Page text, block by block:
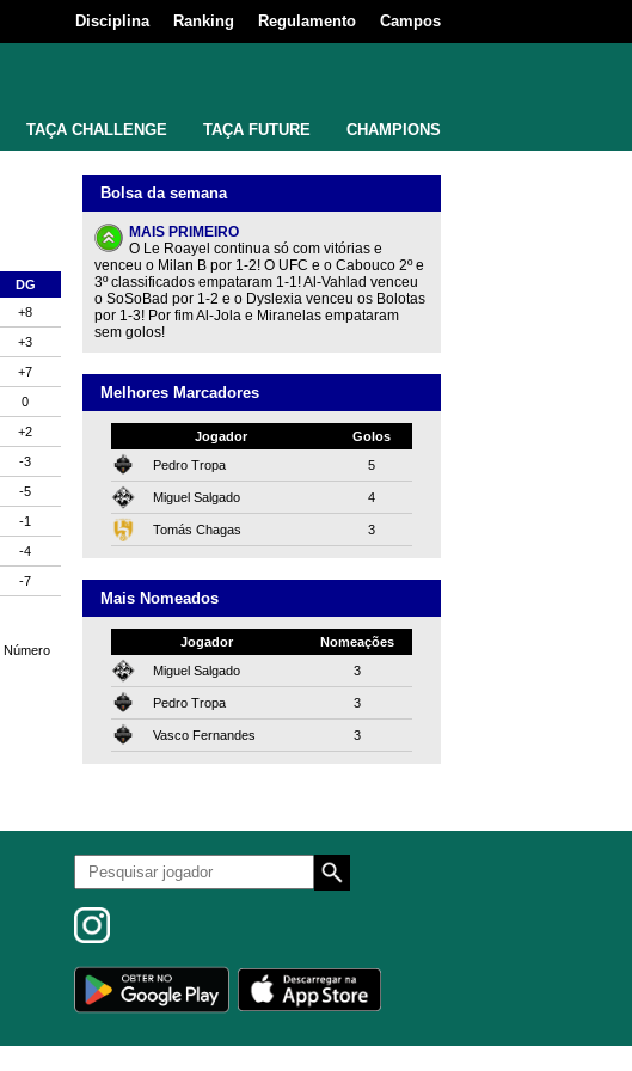
Disciplina Ranking Regulamento Campos
TAÇA CHALLENGE TAÇA FUTURE CHAMPIONS
DG
+8
+3
+7
0
+2
-3
-5
-1
-4
-7
Número
Bolsa da semana
MAIS PRIMEIRO
O Le Roayel continua só com vitórias e
venceu o Milan B por 1-2! O UFC e o Cabouco 2º e
3º classificados empataram 1-1! Al-Vahlad venceu
o SoSoBad por 1-2 e o Dyslexia venceu os Bolotas
por 1-3! Por fim Al-Jola e Miranelas empataram
sem golos!
Melhores Marcadores
Jogador
Golos
Pedro Tropa
5
Miguel Salgado 4
Tomás Chagas 3
Mais Nomeados
Jogador
Nomeações
Miguel Salgado
3
Pedro Tropa 3
Vasco Fernandes 3